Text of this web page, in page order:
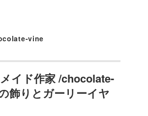
vine
メイド作家 /chocolate-
飾りとガーリーイヤ